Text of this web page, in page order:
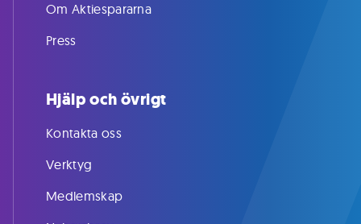
Om Aktiespararna
Press
Hjälp och övrigt
Kontakta oss
Verktyg
Medlemskap